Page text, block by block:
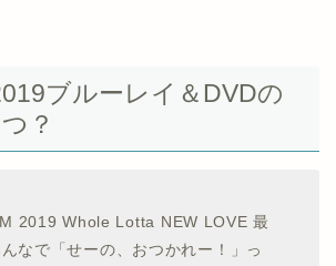
ブルーレイ＆DVDの
？
2019 Whole Lotta NEW LOVE 最
なで「せーの、おつかれー！」っ